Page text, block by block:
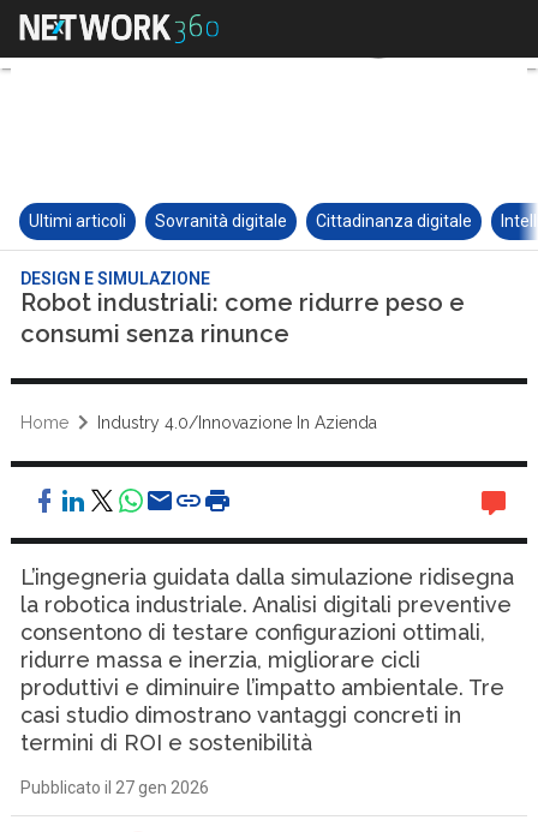
Ultimi articoli Sovranità digitale Cittadinanza digitale
DESIGN E SIMULAZIONE
Robot industriali: come ridurre peso e
consumi senza rinunce
Home Industry 4.0/Innovazione In Azienda
L’ingegneria guidata dalla simulazione ridisegna
la robotica industriale. Analisi digitali preventive
consentono di testare configurazioni ottimali,
ridurre massa e inerzia, migliorare cicli
produttivi e diminuire l’impatto ambientale. Tre
casi studio dimostrano vantaggi concreti in
termini di ROI e sostenibilità
Pubblicato il 27 gen 2026